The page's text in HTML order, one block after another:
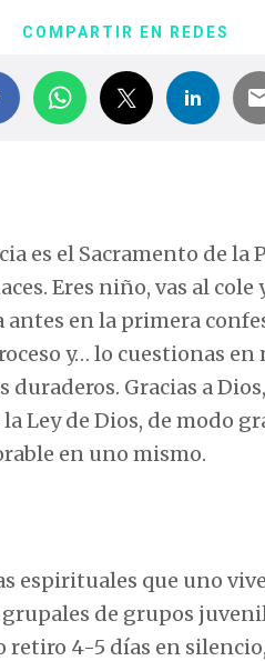
COMPARTIR EN REDES
es el Sacramento de
Eres niño, vas al
en la primera
y… lo cuestionas
duraderos. Gracias a
Ley de Dios, de modo
en uno mismo.
espirituales que uno
de grupos
4-5 días en